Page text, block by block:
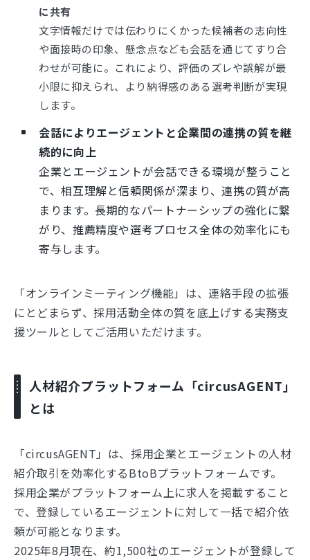
に共有
文字情報だけでは伝わりにくかった候補者の志向性
や面接時の印象、懸念点なども会話を通じてすり合
わせが可能に。これにより、評価のズレや誤解が最
小限に抑えられ、より納得感のある選考判断が実現
します。
会話によりエージェントと企業間の連携の質を継
続的に向上
企業とエージェントが会話できる環境が整うこと
で、相互理解と信頼関係が深まり、連携の質が高
まります。長期的なパートナーシップの強化に繋
がり、推薦精度や選考プロセス全体の効率化にも
寄与します。
「オンラインミーティング機能」は、連絡手段の拡張
にとどまらず、採用活動全体の質を底上げする実務支
援ツールとしてご活用いただけます。
人材紹介プラットフォーム「circusAGENT」
とは
「circusAGENT」は、採用企業とエージェントの人材
紹介取引を効率化するBtoBプラットフォームです。
採用企業がプラットフォーム上に求人を掲載すること
で、登録しているエージェントに対して一括で紹介依
頼が可能となります。
2025年8月現在、約1,500社のエージェントが登録して